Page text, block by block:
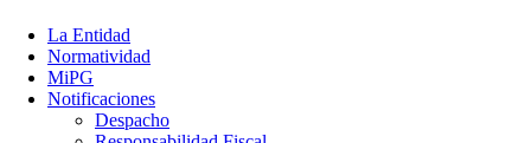
La Entidad
Normatividad
MiPG
Notificaciones
Despacho